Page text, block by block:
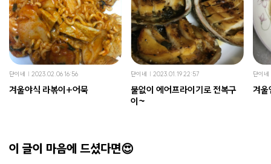
단이네 2023.02.06 16:56
겨울야식 라볶이+어묵
단이네 2023.01.19 22:57
불없이 에어프라이기로 전복구
이~
단이네
겨울
이 글이 마음에 드셨다면😍